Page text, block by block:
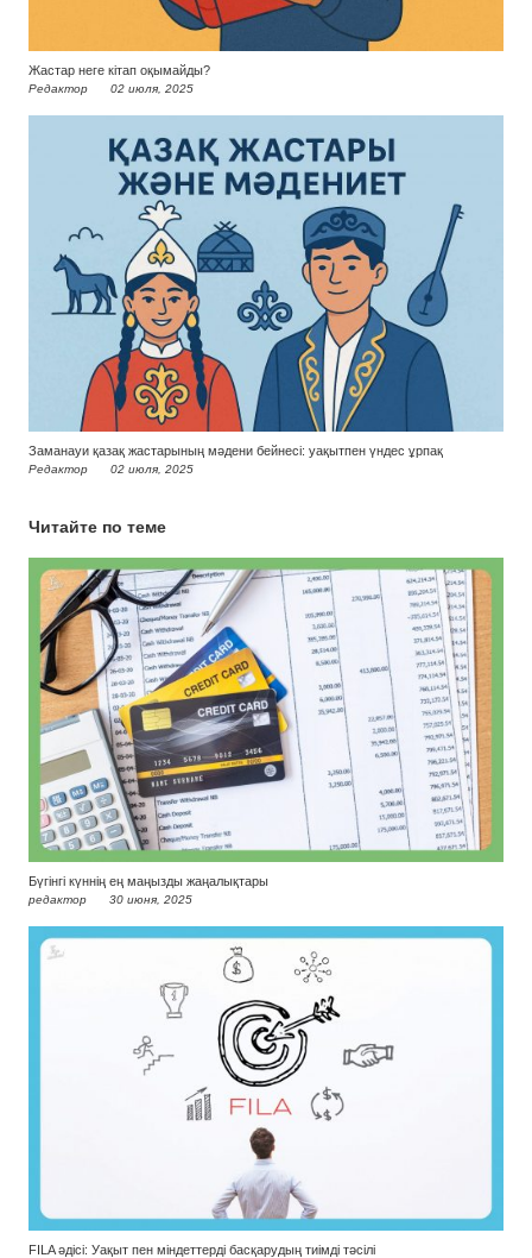
Жастар неге кітап оқымайды?
Редактор 02 июля, 2025
Заманауи қазақ жастарының мәдени бейнесі: уақытпен үндес ұрпақ
Редактор 02 июля, 2025
Читайте по теме
Бүгінгі күннің ең маңызды жаңалықтары
редактор 30 июня, 2025
FILA әдісі: Уақыт пен міндеттерді басқарудың тиімді тәсілі